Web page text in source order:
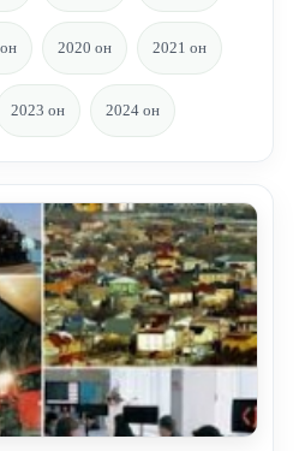
2020 он 2021 он
2023 он 2024 он